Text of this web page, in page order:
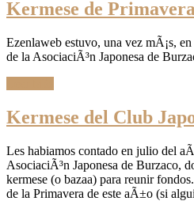
Kermese de
Ezenlaweb estuvo, una vez mÃ¡s,
de la AsociaciÃ³n Japonesa de
Kermese del Club
Les habiamos contado en julio del
AsociaciÃ³n Japonesa de Burzaco,
kermese (o bazaa) para reunir
de la Primavera de este aÃ±o (si